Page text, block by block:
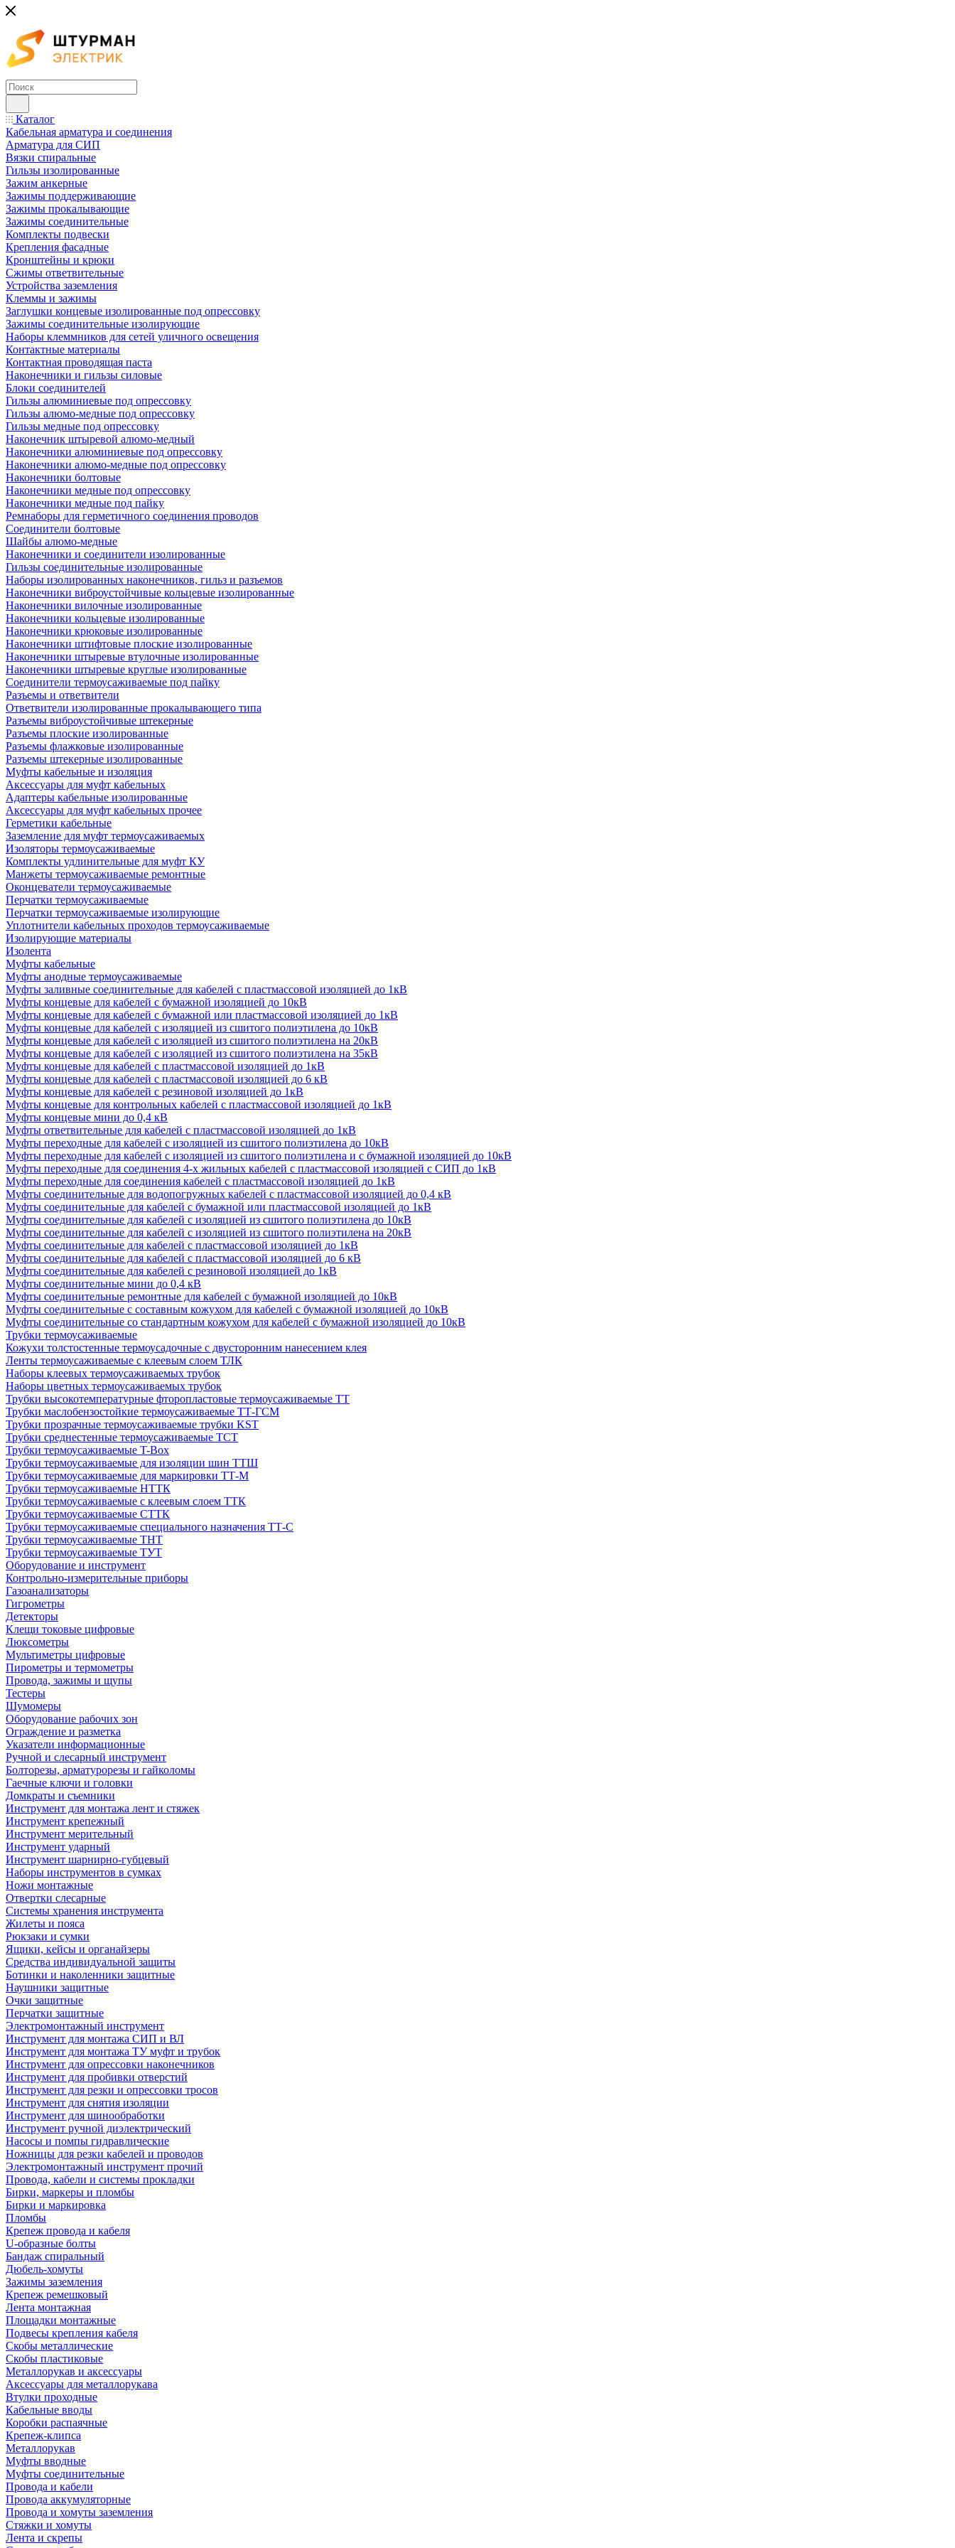
Каталог
Кабельная арматура и соединения
Арматура для СИП
Вязки спиральные
Гильзы изолированные
Зажим анкерные
Зажимы поддерживающие
Зажимы прокалывающие
Зажимы соединительные
Комплекты подвески
Крепления фасадные
Кронштейны и крюки
Сжимы ответвительные
Устройства заземления
Клеммы и зажимы
Заглушки концевые изолированные под опрессовку
Зажимы соединительные изолирующие
Наборы клеммников для сетей уличного освещения
Контактные материалы
Контактная проводящая паста
Наконечники и гильзы силовые
Блоки соединителей
Гильзы алюминиевые под опрессовку
Гильзы алюмо-медные под опрессовку
Гильзы медные под опрессовку
Наконечник штыревой алюмо-медный
Наконечники алюминиевые под опрессовку
Наконечники алюмо-медные под опрессовку
Наконечники болтовые
Наконечники медные под опрессовку
Наконечники медные под пайку
Ремнаборы для герметичного соединения проводов
Соединители болтовые
Шайбы алюмо-медные
Наконечники и соединители изолированные
Гильзы соединительные изолированные
Наборы изолированных наконечников, гильз и разъемов
Наконечники виброустойчивые кольцевые изолированные
Наконечники вилочные изолированные
Наконечники кольцевые изолированные
Наконечники крюковые изолированные
Наконечники штифтовые плоские изолированные
Наконечники штыревые втулочные изолированные
Наконечники штыревые круглые изолированные
Соединители термоусаживаемые под пайку
Разъемы и ответвители
Ответвители изолированные прокалывающего типа
Разъемы виброустойчивые штекерные
Разъемы плоские изолированные
Разъемы флажковые изолированные
Разъемы штекерные изолированные
Муфты кабельные и изоляция
Аксессуары для муфт кабельных
Адаптеры кабельные изолированные
Аксессуары для муфт кабельных прочее
Герметики кабельные
Заземление для муфт термоусаживаемых
Изоляторы термоусаживаемые
Комплекты удлинительные для муфт КУ
Манжеты термоусаживаемые ремонтные
Оконцеватели термоусаживаемые
Перчатки термоусаживаемые
Перчатки термоусаживаемые изолирующие
Уплотнители кабельных проходов термоусаживаемые
Изолирующие материалы
Изолента
Муфты кабельные
Муфты анодные термоусаживаемые
Муфты заливные соединительные для кабелей с пластмассовой изоляцией до 1кВ
Муфты концевые для кабелей с бумажной изоляцией до 10кВ
Муфты концевые для кабелей с бумажной или пластмассовой изоляцией до 1кВ
Муфты концевые для кабелей с изоляцией из сшитого полиэтилена до 10кВ
Муфты концевые для кабелей с изоляцией из сшитого полиэтилена на 20кВ
Муфты концевые для кабелей с изоляцией из сшитого полиэтилена на 35кВ
Муфты концевые для кабелей с пластмассовой изоляцией до 1кВ
Муфты концевые для кабелей с пластмассовой изоляцией до 6 кВ
Муфты концевые для кабелей с резиновой изоляцией до 1кВ
Муфты концевые для контрольных кабелей с пластмассовой изоляцией до 1кВ
Муфты концевые мини до 0,4 кВ
Муфты ответвительные для кабелей с пластмассовой изоляцией до 1кВ
Муфты переходные для кабелей с изоляцией из сшитого полиэтилена до 10кВ
Муфты переходные для кабелей с изоляцией из сшитого полиэтилена и с бумажной изоляцией до 10кВ
Муфты переходные для соединения 4-х жильных кабелей с пластмассовой изоляцией с СИП до 1кВ
Муфты переходные для соединения кабелей с пластмассовой изоляцией до 1кВ
Муфты соединительные для водопогружных кабелей с пластмассовой изоляцией до 0,4 кВ
Муфты соединительные для кабелей с бумажной или пластмассовой изоляцией до 1кВ
Муфты соединительные для кабелей с изоляцией из сшитого полиэтилена до 10кВ
Муфты соединительные для кабелей с изоляцией из сшитого полиэтилена на 20кВ
Муфты соединительные для кабелей с пластмассовой изоляцией до 1кВ
Муфты соединительные для кабелей с пластмассовой изоляцией до 6 кВ
Муфты соединительные для кабелей с резиновой изоляцией до 1кВ
Муфты соединительные мини до 0,4 кВ
Муфты соединительные ремонтные для кабелей с бумажной изоляцией до 10кВ
Муфты соединительные с составным кожухом для кабелей с бумажной изоляцией до 10кВ
Муфты соединительные со стандартным кожухом для кабелей с бумажной изоляцией до 10кВ
Трубки термоусаживаемые
Кожухи толстостенные термоусадочные с двусторонним нанесением клея
Ленты термоусаживаемые с клеевым слоем ТЛК
Наборы клеевых термоусаживаемых трубок
Наборы цветных термоусаживаемых трубок
Трубки высокотемпературные фторопластовые термоусаживаемые ТТ
Трубки маслобензостойкие термоусаживаемые ТТ-ГСМ
Трубки прозрачные термоусаживаемые трубки KST
Трубки среднестенные термоусаживаемые ТСТ
Трубки термоусаживаемые T-Box
Трубки термоусаживаемые для изоляции шин ТТШ
Трубки термоусаживаемые для маркировки ТТ-М
Трубки термоусаживаемые НTТК
Трубки термоусаживаемые с клеевым слоем TТК
Трубки термоусаживаемые СTТК
Трубки термоусаживаемые специального назначения ТТ-С
Трубки термоусаживаемые ТНТ
Трубки термоусаживаемые ТУТ
Оборудование и инструмент
Контрольно-измерительные приборы
Газоанализаторы
Гигрометры
Детекторы
Клещи токовые цифровые
Люксометры
Мультиметры цифровые
Пирометры и термометры
Провода, зажимы и щупы
Тестеры
Шумомеры
Оборудование рабочих зон
Ограждение и разметка
Указатели информационные
Ручной и слесарный инструмент
Болторезы, арматурорезы и гайколомы
Гаечные ключи и головки
Домкраты и съемники
Инструмент для монтажа лент и стяжек
Инструмент крепежный
Инструмент мерительный
Инструмент ударный
Инструмент шарнирно-губцевый
Наборы инструментов в сумках
Ножи монтажные
Отвертки слесарные
Системы хранения инструмента
Жилеты и пояса
Рюкзаки и сумки
Ящики, кейсы и органайзеры
Средства индивидуальной защиты
Ботинки и наколенники защитные
Наушники защитные
Очки защитные
Перчатки защитные
Электромонтажный инструмент
Инструмент для монтажа СИП и ВЛ
Инструмент для монтажа ТУ муфт и трубок
Инструмент для опрессовки наконечников
Инструмент для пробивки отверстий
Инструмент для резки и опрессовки тросов
Инструмент для снятия изоляции
Инструмент для шинообработки
Инструмент ручной диэлектрический
Насосы и помпы гидравлические
Ножницы для резки кабелей и проводов
Электромонтажный инструмент прочий
Провода, кабели и системы прокладки
Бирки, маркеры и пломбы
Бирки и маркировка
Пломбы
Крепеж провода и кабеля
U-образные болты
Бандаж спиральный
Дюбель-хомуты
Зажимы заземления
Крепеж ремешковый
Лента монтажная
Площадки монтажные
Подвесы крепления кабеля
Скобы металлические
Скобы пластиковые
Металлорукав и аксессуары
Аксессуары для металлорукава
Втулки проходные
Кабельные вводы
Коробки распаячные
Крепеж-клипса
Металлорукав
Муфты вводные
Муфты соединительные
Провода и кабели
Провода аккумуляторные
Провода и хомуты заземления
Стяжки и хомуты
Лента и скрепы